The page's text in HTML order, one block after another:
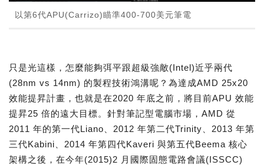
以第6代APU(Carrizo)瞄準400-700美元筆電
只是光這樣，怎麼能夠弭平跟超級強敵(Intel)近乎兩代
(28nm vs 14nm) 的製程技術鴻溝呢？為達成AMD 25x20
效能提昇計畫，也就是在2020 年底之前，將目前APU 效能
提昇25 倍的遠大目標。針對筆記型電腦市場，AMD 從
2011 年的第一代Liano、2012 年第二代Trinity、2013 年第
三代Kabini、2014 年第四代Kaveri 與第五代Beema 核心
架構之後，在今年(2015)2 月國際固態電路會議(ISSCC)